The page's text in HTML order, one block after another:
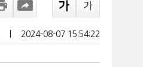
2024-08-07 15:54:22